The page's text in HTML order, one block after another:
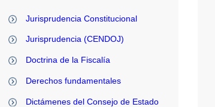
Jurisprudencia Constitucional
Jurisprudencia (CENDOJ)
Doctrina de la Fiscalía
Derechos fundamentales
Dictámenes del Consejo de Estado